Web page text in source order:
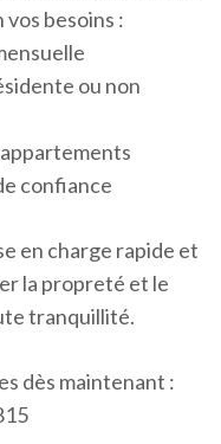
besoins :
ou non
confiance
en charge rapide et
la propreté et le
tranquillité.
dès maintenant :